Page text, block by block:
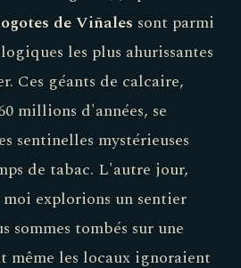
de Viñales sont parmi
les plus ahurissantes
Ces géants de calcaire,
millions d'années, se
sentinelles mystérieuses
de tabac. L'autre jour,
explorions un sentier
sommes tombés sur une
même les locaux ignoraient